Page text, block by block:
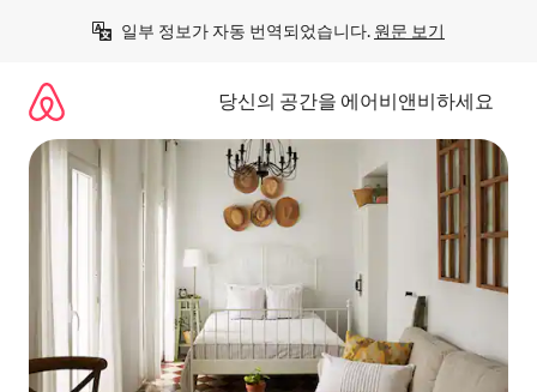
일부 정보가 자동 번역되었습니다. 원문 보기
당신의 공간을 에어비앤비하세요